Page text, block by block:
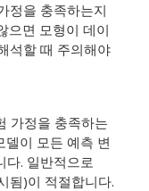
정을 충족하는지
으면 모형이 데이
석할 때 주의해야
가정을 충족하는
델이 모든 예측 변
다. 일반적으로
됨)이 적절합니다.